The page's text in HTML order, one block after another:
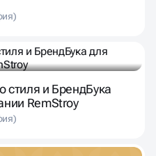
стиля и БрендБука
RemStroy